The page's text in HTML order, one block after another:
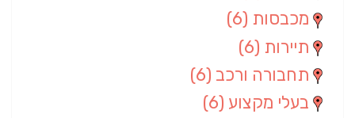
מכבסות (6)
תיירות (6)
תחבורה ורכב (6)
בעלי מקצוע (6)